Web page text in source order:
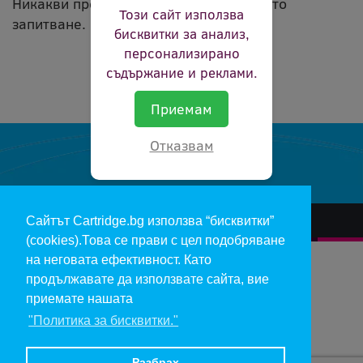
Сайтът Cartridge.bg използва “бисквитки”
(cookies).Това се прави с цел подобряване
на неговата ефективност. Като
продължавате да използвате сайта, вие
приемате нашата
"Политика за бисквитки."
запитване.
Този сайт използва
бисквитки за анализ,
персонализирано
съдържание и реклами.
Приемам
Отказвам
За нас Гаранции и рекламации Контакт Доставка
Отказ и връщане на продукти Общи условия за ползване
Изкупуване на празни касети
Цените в евро са изчислени по фиксирания курс 1 € = 1.95583 лв.